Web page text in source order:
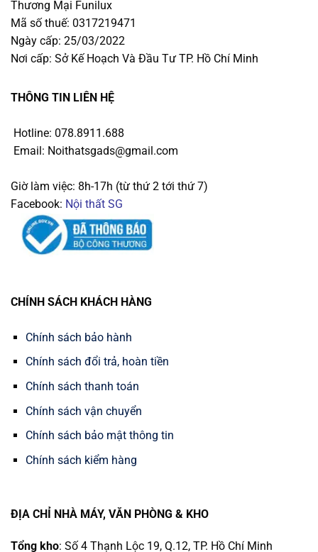
Thương Mại Funilux
Mã số thuế: 0317219471
Ngày cấp: 25/03/2022
Nơi cấp: Sở Kế Hoạch Và Đầu Tư TP. Hồ Chí Minh
THÔNG TIN LIÊN HỆ
Hotline: 078.8911.688
Email: Noithatsgads@gmail.com
Giờ làm việc: 8h-17h (từ thứ 2 tới thứ 7)
Facebook: Nội thất SG
CHÍNH SÁCH KHÁCH HÀNG
Chính sách bảo hành
Chính sách đổi trả, hoàn tiền
Chính sách thanh toán
Chính sách vận chuyển
Chính sách bảo mật thông tin
Chính sách kiểm hàng
ĐỊA CHỈ NHÀ MÁY, VĂN PHÒNG & KHO
Tổng kho: Số 4 Thạnh Lộc 19, Q.12, TP. Hồ Chí Minh